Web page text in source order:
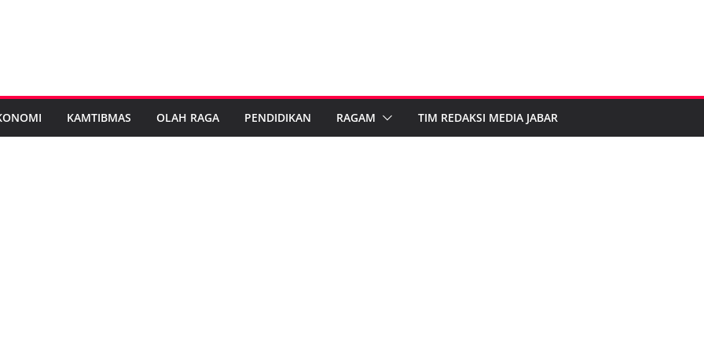
KAMTIBMAS OLAH RAGA PENDIDIKAN RAGAM TIM REDAKSI MEDIA JABAR